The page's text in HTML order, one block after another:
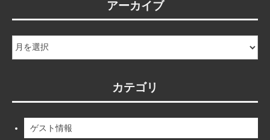
アーカイブ
ア
ー
カテゴリ
ゲスト情報